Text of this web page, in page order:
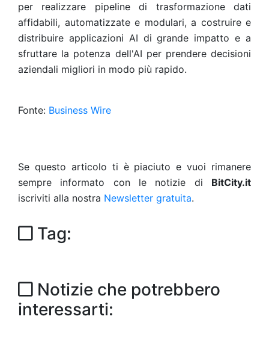
per realizzare pipeline di trasformazione dati
affidabili, automatizzate e modulari, a costruire e
distribuire applicazioni AI di grande impatto e a
sfruttare la potenza dell'AI per prendere decisioni
aziendali migliori in modo più rapido.
Fonte: Business Wire
Se questo articolo ti è piaciuto e vuoi rimanere
sempre informato con le notizie di BitCity.it
iscriviti alla nostra Newsletter gratuita.
Tag:
Notizie che potrebbero
interessarti: